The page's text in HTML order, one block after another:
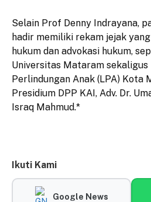
Selain Prof Denny Indrayana,
hadir memiliki rekam jejak
hukum dan advokasi hukum,
Universitas Mataram sekaligus
Perlindungan Anak (LPA) Kota
Presidium DPP KAI, Adv. Dr.
Israq Mahmud.*
Ikuti Kami
Google News